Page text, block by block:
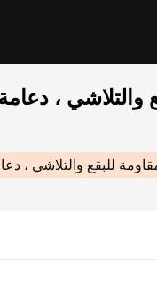
،
للبقع والتلاشي ،